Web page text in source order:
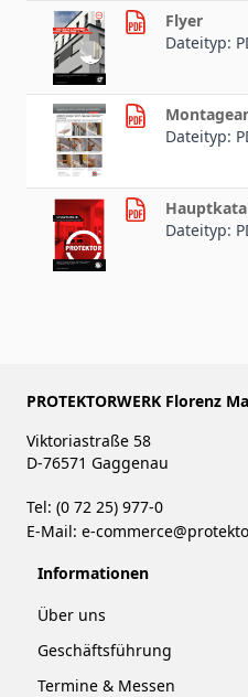
Flyer
Dateityp:
Dateityp:
Dateityp:
PROTEKTORWERK Florenz
Viktoriastraße 58
D-76571 Gaggenau
Tel: (0 72 25) 977-0
E-Mail: e-
Informationen
Über uns
Geschäftsführung
Termine & Messen